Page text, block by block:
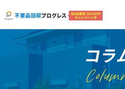
コラ